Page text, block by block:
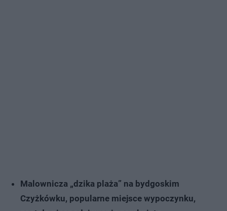
Malownicza „dzika plaża” na bydgoskim
Czyżkówku, popularne miejsce wypoczynku,